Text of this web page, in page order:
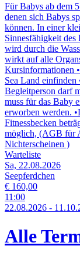
Für Babys ab dem
denen sich Babys
können. In einer
Sinnesfähigkeit
wird durch die
wirkt auf alle
Kursinformationen
Sea Land einfinden
Begleitperson darf
muss für das Baby
erworben werden.
Fitnessbecken
möglich, (AGB für
Nichterscheinen )
Warteliste
Sa, 22.08.2026
Seepferdchen
€ 160,00
11:00
22.08.2026 - 11.10.
Alle